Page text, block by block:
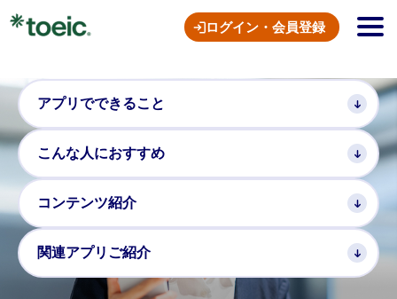
ログイン・会員登録
IIBC
アプリでできること
こんな人におすすめ
コンテンツ紹介
関連アプリ ご紹介